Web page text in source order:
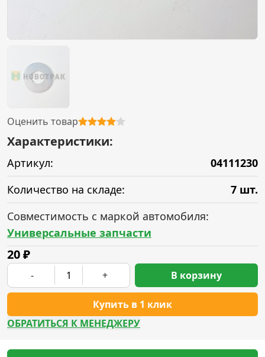
Оценить товар
Характеристики:
Артикул:
04111230
Количество на складе:
7 шт.
Совместимость с маркой автомобиля:
Универсальные запчасти
20₽
- +
Купить в 1 клик
В корзину
ОБРАТИТЬСЯ К МЕНЕДЖЕРУ